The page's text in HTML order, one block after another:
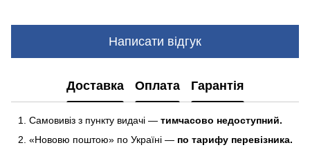
Написати відгук
Доставка Оплата Гарантія
Самовивіз з пункту видачі — тимчасово недоступний.
«Нововю поштою» по Україні — по тарифу перевізника.